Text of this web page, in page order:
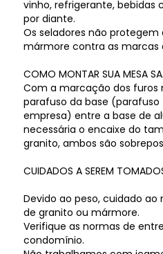
vinho, refrigerante, bebidas
por diante.
Os seladores não protegem
mármore contra as marcas
COMO MONTAR SUA MESA
Com a marcação dos furos
parafuso da base (parafuso
empresa) entre a base de
necessária o encaixe do
granito, ambos são
CUIDADOS A SEREM
Devido ao peso, cuidado
de granito ou mármore.
Verifique as normas de
condomínio.